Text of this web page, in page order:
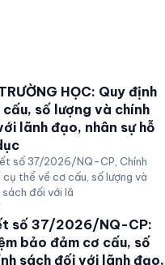
HỌC: Quy định
cấu, số lượng và chính
lãnh đạo, nhân sự hỗ
số 37/2026/NQ-CP, Chính
thể về cơ cấu, số lượng và
đối với lã
số 37/2026/NQ-CP:
bảo đảm cơ cấu, số
sách đối với lãnh đạo,